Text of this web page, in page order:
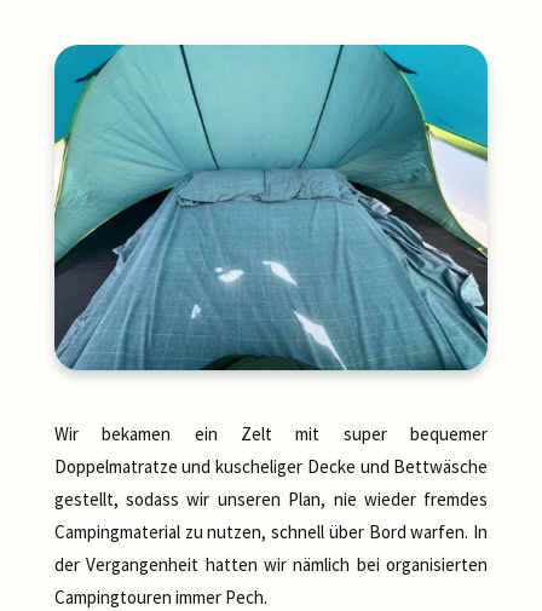
Wir bekamen ein Zelt mit super bequemer
Doppelmatratze und kuscheliger Decke und Bettwäsche
gestellt, sodass wir unseren Plan, nie wieder fremdes
Campingmaterial zu nutzen, schnell über Bord warfen. In
der Vergangenheit hatten wir nämlich bei organisierten
Campingtouren immer Pech.